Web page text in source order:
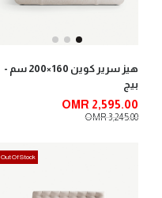
هيز سرير كوين 160×200 سم -
بيج
OMR 2,595.00
OMR 3,245.00
Out Of Stock